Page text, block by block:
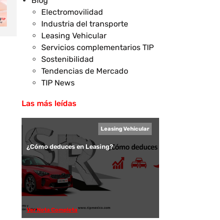
Electromovilidad
Industria del transporte
Leasing Vehicular
Servicios complementarios TIP
Sostenibilidad
Tendencias de Mercado
TIP News
Las más leídas
Leasing Vehicular
¿Cómo deduces en Leasing?
Ver Nota Completa